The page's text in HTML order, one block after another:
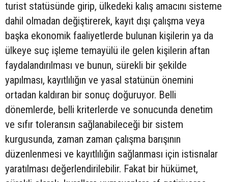
turist statüsünde girip, ülkedeki kalış amacını sisteme
dahil olmadan değiştirerek, kayıt dışı çalışma veya
başka ekonomik faaliyetlerde bulunan kişilerin ya da
ülkeye suç işleme temayülü ile gelen kişilerin aftan
faydalandırılması ve bunun, sürekli bir şekilde
yapılması, kayıtlılığın ve yasal statünün önemini
ortadan kaldıran bir sonuç doğuruyor. Belli
dönemlerde, belli kriterlerde ve sonucunda denetim
ve sıfır toleransın sağlanabileceği bir sistem
kurgusunda, zaman zaman çalışma barışının
düzenlenmesi ve kayıtlılığın sağlanması için istisnalar
yaratılması değerlendirilebilir. Fakat bir hükümet,